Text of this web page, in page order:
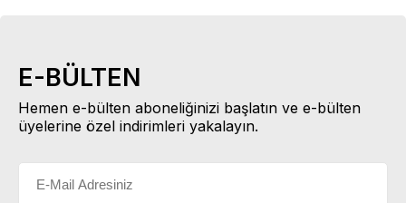
E-BÜLTEN
Hemen e-bülten aboneliğinizi başlatın ve e-bülten
üyelerine özel indirimleri yakalayın.